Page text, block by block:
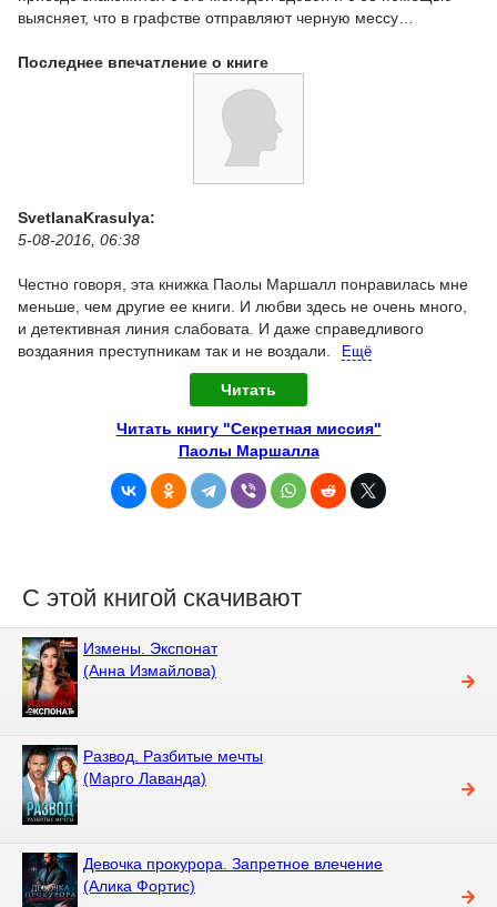
выясняет, что в графстве отправляют черную мессу…
Последнее впечатление о книге
SvetlanaKrasulya:
5-08-2016, 06:38
Честно говоря, эта книжка Паолы Маршалл понравилась мне
меньше, чем другие ее книги. И любви здесь не очень много,
и детективная линия слабовата. И даже справедливого
воздаяния преступникам так и не воздали.
Ещё
Читать
Читать книгу "Секретная миссия"
Паолы Маршалла
С этой книгой скачивают
Измены. Экспонат
(Анна Измайлова)
Развод. Разбитые мечты
(Марго Лаванда)
Девочка прокурора. Запретное влечение
(Алика Фортис)